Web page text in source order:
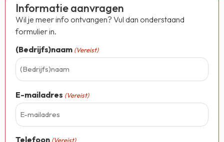
Informatie aanvragen
Wil je meer info ontvangen? Vul dan onderstaand
formulier in.
(Bedrijfs)naam (Vereist)
E-mailadres (Vereist)
Telefoon (Vereist)